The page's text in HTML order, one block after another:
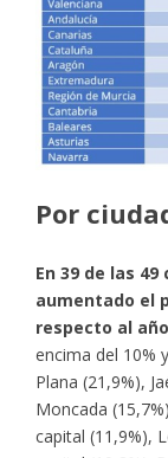
Por
En 39 de las
aumentado el
respecto al
encima del 10%
Plana (21,9%),
Moncada
capital (11,9%),